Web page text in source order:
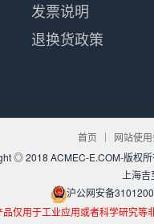
发票说明
退换货政策
首页 网站使
◎ 2018 ACMEC-E.COM-版权
上海
沪公网安备
仅用于工业应用或者科学研究等